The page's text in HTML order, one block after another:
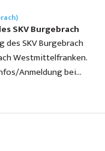
SKV Burgebrach
des SKV Burgebrach
Westmittelfranken.
Anmeldung bei…